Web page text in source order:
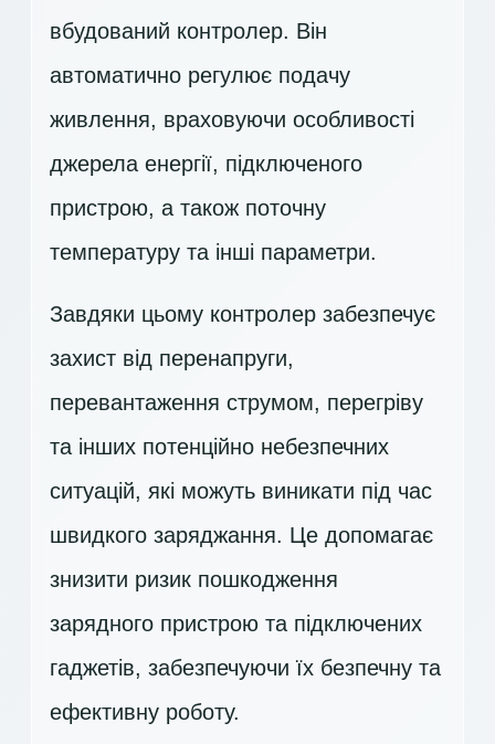
вбудований контролер. Він
автоматично регулює подачу
живлення, враховуючи особливості
джерела енергії, підключеного
пристрою, а також поточну
температуру та інші параметри.
Завдяки цьому контролер забезпечує
захист від перенапруги,
перевантаження струмом, перегріву
та інших потенційно небезпечних
ситуацій, які можуть виникати під час
швидкого заряджання. Це допомагає
знизити ризик пошкодження
зарядного пристрою та підключених
гаджетів, забезпечуючи їх безпечну та
ефективну роботу.